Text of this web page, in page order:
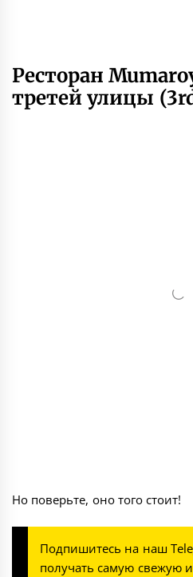
Ресторан
третей улицы
Но поверьте, оно того стоит!
Подпишитесь на наш
получать самую свежую